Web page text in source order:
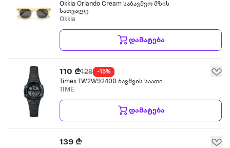
Okkia Orlando Cream საბავშვო მზის
სათვალე
Okkia
დამატება
110 ₾129
-15%
Timex TW2W92400 ბავშვის საათი
TIME
დამატება
139 ₾